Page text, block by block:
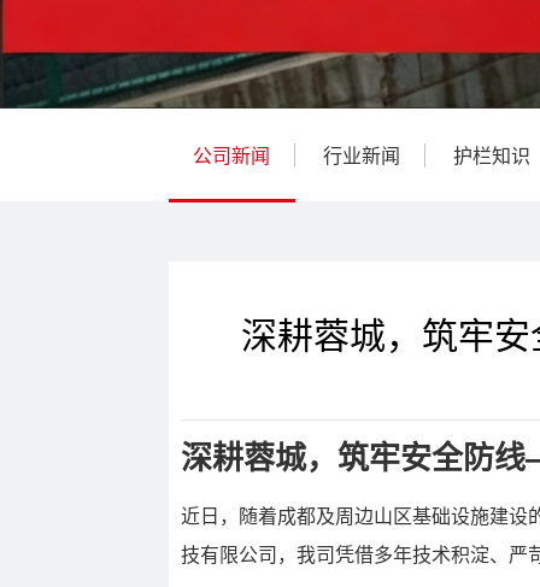
公司新闻 行业新闻 护栏知识
深耕蓉城，筑牢
深耕蓉城，筑牢安全防
近日，随着成都及周边山区基础设施建
技有限公司，我司凭借多年技术积淀、